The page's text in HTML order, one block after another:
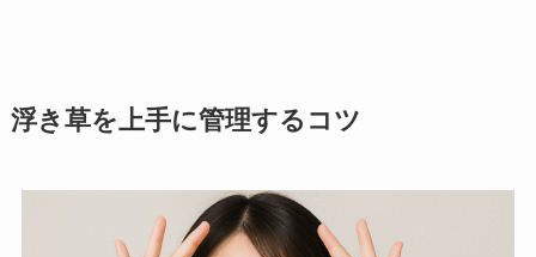
浮き草を上手に管理するコツ